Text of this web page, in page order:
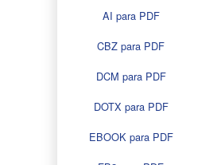
AI para PDF
CBZ para PDF
DCM para PDF
DOTX para PDF
EBOOK para PDF